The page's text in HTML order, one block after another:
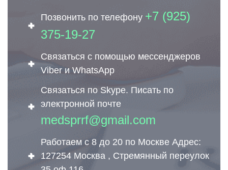
Позвонить по телефону +7 (925)
375-19-27
Связаться с помощью мессенджеров
Viber и WhatsApp
Связаться по Skype. Писать по
электронной почте
medsprrf@gmail.com
Работаем с 8 до 20 по Москве Адрес:
127254 Москва , Стремянный переулок